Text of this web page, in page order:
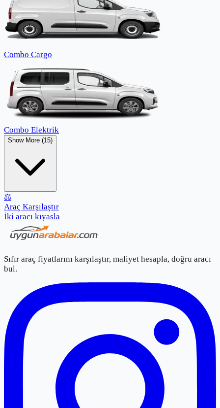
Combo Cargo
Combo Elektrik
Show More (15)
⚖️
Araç Karşılaştır
İki aracı kıyasla
Sıfır araç fiyatlarını karşılaştır, maliyet hesapla, doğru aracı
bul.